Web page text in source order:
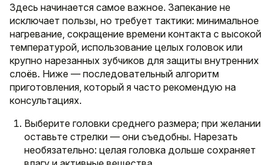
Здесь начинается самое важное. Запекание не
исключает пользы, но требует тактики: минимальное
нагревание, сокращение времени контакта с высокой
температурой, использование целых головок или
крупно нарезанных зубчиков для защиты внутренних
слоёв. Ниже — последовательный алгоритм
приготовления, который я часто рекомендую на
консультациях.
Выберите головки среднего размера; при желании
оставьте стрелки — они съедобны. Нарезать
необязательно: целая головка дольше сохраняет